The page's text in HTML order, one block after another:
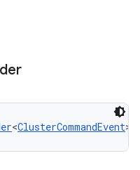
<ClusterCommandEvent>